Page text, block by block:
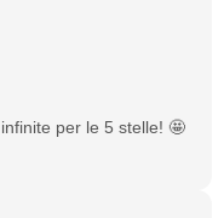
per le 5 stelle! 🤩